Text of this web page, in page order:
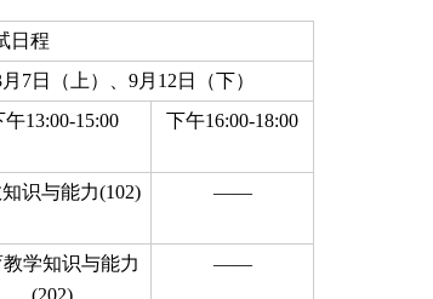
日程
7日（上）、9月12日（下）
午13:00-15:00 下午16:00-18:00
识与能力(102) ——
学知识与能力
(202)
——